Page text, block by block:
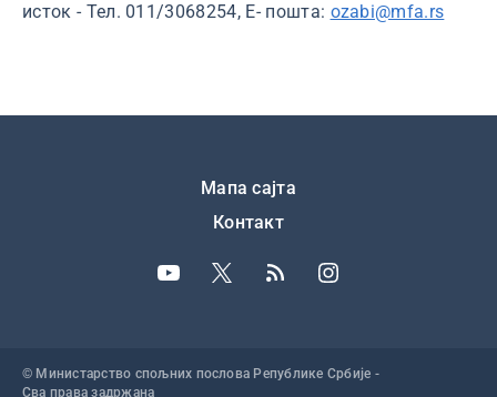
исток - Тел. 011/3068254, Е- пошта: ozabi@mfa.rs
Мапа сајта
Контакт
© Министарство спољних послова Републике Србије -
Сва права задржана